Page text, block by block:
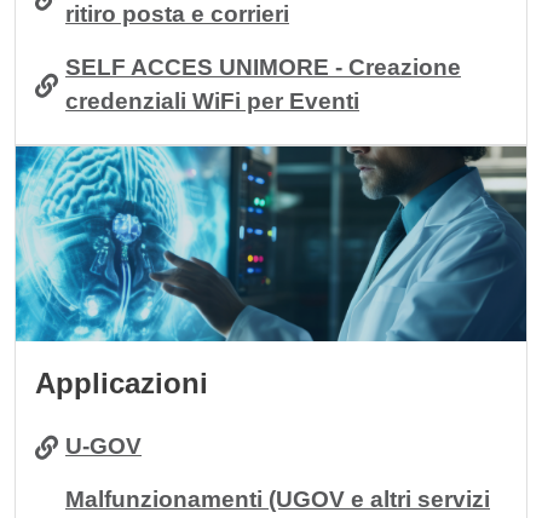
ritiro posta e corrieri
SELF ACCES UNIMORE - Creazione
credenziali WiFi per Eventi
Immagine
Applicazioni
U-GOV
Malfunzionamenti (UGOV e altri servizi